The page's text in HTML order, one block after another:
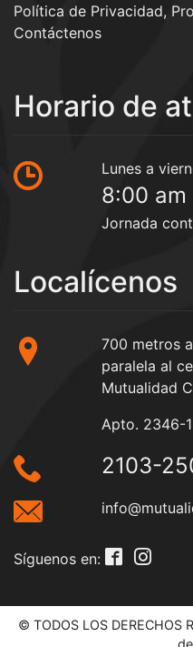
Política de Privacidad,
Contáctenos
Horario de
Lunes a
8:00 am
Jornada
Localícenos
700 metros
paralela al
Mutualidad
Apto. 2346-
2103-
Síguenos en:
© TODOS LOS DERECHOS